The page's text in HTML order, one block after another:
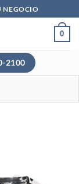
NEGOCIO
0
2100